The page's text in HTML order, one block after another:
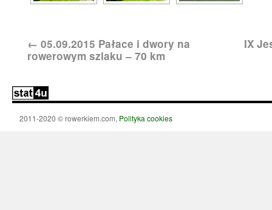
← 05.09.2015 Pałace i dwory na
rowerowym szlaku – 70 km
IX
2011-2020 © rowerkiem.com, Polityka cookies